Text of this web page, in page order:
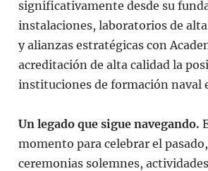
significativamente desde su
instalaciones, laboratorios de
y alianzas estratégicas con
acreditación de alta calidad la
instituciones de formación naval
Un legado que sigue navegando.
momento para celebrar el
ceremonias solemnes,